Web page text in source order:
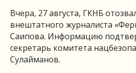
Вчера, 27 августа, ГКНБ
внештатного журналиста
Саипова. Информацию
секретарь комитета
Сулайманов.